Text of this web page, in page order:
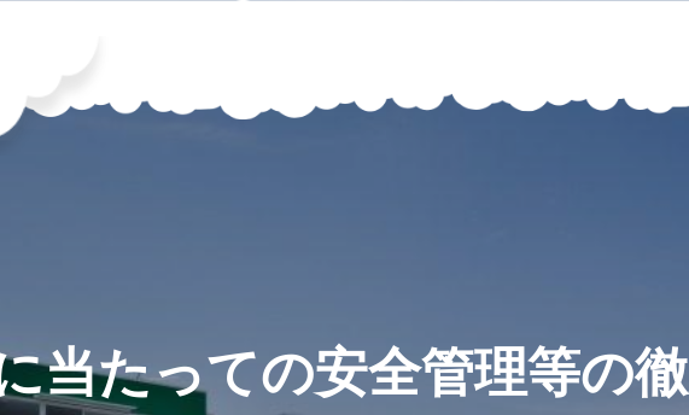
当たっての安全管理等の